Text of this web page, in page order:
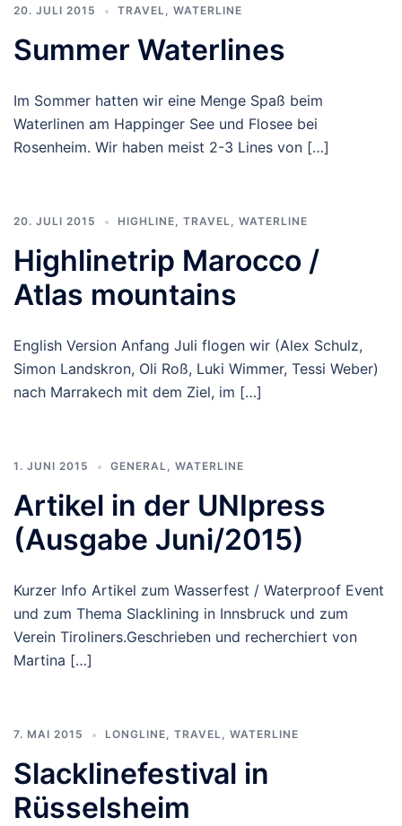
20. JULI 2015 TRAVEL, WATERLINE
Summer Waterlines
Im Sommer hatten wir eine Menge Spaß beim
Waterlinen am Happinger See und Flosee bei
Rosenheim. Wir haben meist 2-3 Lines von […]
20. JULI 2015 HIGHLINE, TRAVEL, WATERLINE
Highlinetrip Marocco /
Atlas mountains
English Version Anfang Juli flogen wir (Alex Schulz,
Simon Landskron, Oli Roß, Luki Wimmer, Tessi Weber)
nach Marrakech mit dem Ziel, im […]
1. JUNI 2015 GENERAL, WATERLINE
Artikel in der UNIpress
(Ausgabe Juni/2015)
Kurzer Info Artikel zum Wasserfest / Waterproof Event
und zum Thema Slacklining in Innsbruck und zum
Verein Tiroliners.Geschrieben und recherchiert von
Martina […]
7. MAI 2015 LONGLINE, TRAVEL, WATERLINE
Slacklinefestival in
Rüsselsheim